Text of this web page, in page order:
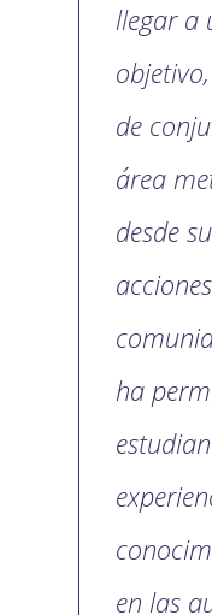
llegar a
de
área
desde
ha
en las